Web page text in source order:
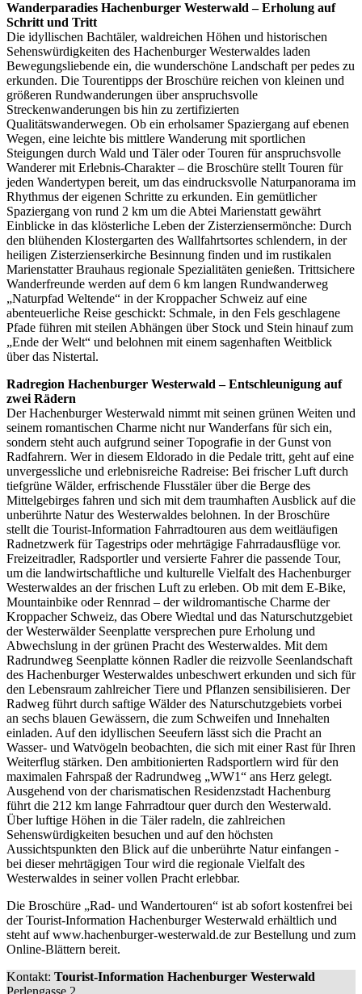
Wanderparadies Hachenburger Westerwald – Erholung auf
Schritt und Tritt
Die idyllischen Bachtäler, waldreichen Höhen und historischen
Sehenswürdigkeiten des Hachenburger Westerwaldes laden
Bewegungsliebende ein, die wunderschöne Landschaft per pedes zu
erkunden. Die Tourentipps der Broschüre reichen von kleinen und
größeren Rundwanderungen über anspruchsvolle
Streckenwanderungen bis hin zu zertifizierten
Qualitätswanderwegen. Ob ein erholsamer Spaziergang auf ebenen
Wegen, eine leichte bis mittlere Wanderung mit sportlichen
Steigungen durch Wald und Täler oder Touren für anspruchsvolle
Wanderer mit Erlebnis-Charakter – die Broschüre stellt Touren für
jeden Wandertypen bereit, um das eindrucksvolle Naturpanorama im
Rhythmus der eigenen Schritte zu erkunden. Ein gemütlicher
Spaziergang von rund 2 km um die Abtei Marienstatt gewährt
Einblicke in das klösterliche Leben der Zisterziensermönche: Durch
den blühenden Klostergarten des Wallfahrtsortes schlendern, in der
heiligen Zisterzienserkirche Besinnung finden und im rustikalen
Marienstatter Brauhaus regionale Spezialitäten genießen. Trittsichere
Wanderfreunde werden auf dem 6 km langen Rundwanderweg
„Naturpfad Weltende“ in der Kroppacher Schweiz auf eine
abenteuerliche Reise geschickt: Schmale, in den Fels geschlagene
Pfade führen mit steilen Abhängen über Stock und Stein hinauf zum
„Ende der Welt“ und belohnen mit einem sagenhaften Weitblick
über das Nistertal.
Radregion Hachenburger Westerwald – Entschleunigung auf
zwei Rädern
Der Hachenburger Westerwald nimmt mit seinen grünen Weiten und
seinem romantischen Charme nicht nur Wanderfans für sich ein,
sondern steht auch aufgrund seiner Topografie in der Gunst von
Radfahrern. Wer in diesem Eldorado in die Pedale tritt, geht auf eine
unvergessliche und erlebnisreiche Radreise: Bei frischer Luft durch
tiefgrüne Wälder, erfrischende Flusstäler über die Berge des
Mittelgebirges fahren und sich mit dem traumhaften Ausblick auf die
unberührte Natur des Westerwaldes belohnen. In der Broschüre
stellt die Tourist-Information Fahrradtouren aus dem weitläufigen
Radnetzwerk für Tagestrips oder mehrtägige Fahrradausflüge vor.
Freizeitradler, Radsportler und versierte Fahrer die passende Tour,
um die landwirtschaftliche und kulturelle Vielfalt des Hachenburger
Westerwaldes an der frischen Luft zu erleben. Ob mit dem E-Bike,
Mountainbike oder Rennrad – der wildromantische Charme der
Kroppacher Schweiz, das Obere Wiedtal und das Naturschutzgebiet
der Westerwälder Seenplatte versprechen pure Erholung und
Abwechslung in der grünen Pracht des Westerwaldes. Mit dem
Radrundweg Seenplatte können Radler die reizvolle Seenlandschaft
des Hachenburger Westerwaldes unbeschwert erkunden und sich für
den Lebensraum zahlreicher Tiere und Pflanzen sensibilisieren. Der
Radweg führt durch saftige Wälder des Naturschutzgebiets vorbei
an sechs blauen Gewässern, die zum Schweifen und Innehalten
einladen. Auf den idyllischen Seeufern lässt sich die Pracht an
Wasser- und Watvögeln beobachten, die sich mit einer Rast für Ihren
Weiterflug stärken. Den ambitionierten Radsportlern wird für den
maximalen Fahrspaß der Radrundweg „WW1“ ans Herz gelegt.
Ausgehend von der charismatischen Residenzstadt Hachenburg
führt die 212 km lange Fahrradtour quer durch den Westerwald.
Über luftige Höhen in die Täler radeln, die zahlreichen
Sehenswürdigkeiten besuchen und auf den höchsten
Aussichtspunkten den Blick auf die unberührte Natur einfangen -
bei dieser mehrtägigen Tour wird die regionale Vielfalt des
Westerwaldes in seiner vollen Pracht erlebbar.
Die Broschüre „Rad- und Wandertouren“ ist ab sofort kostenfrei bei
der Tourist-Information Hachenburger Westerwald erhältlich und
steht auf www.hachenburger-westerwald.de zur Bestellung und zum
Online-Blättern bereit.
Kontakt: Tourist-Information Hachenburger Westerwald